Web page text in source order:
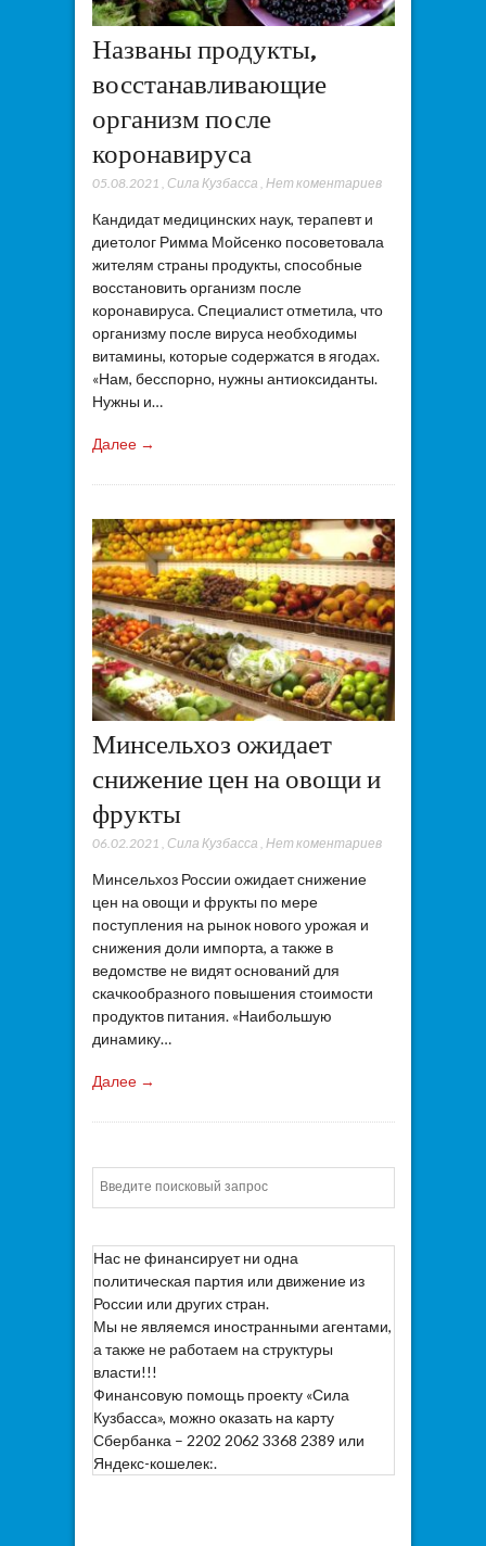
Названы продукты,
восстанавливающие
организм после
коронавируса
05.08.2021 , Сила Кузбасса , Нет коментариев
Кандидат медицинских наук, терапевт и
диетолог Римма Мойсенко посоветовала
жителям страны продукты, способные
восстановить организм после
коронавируса. Специалист отметила, что
организму после вируса необходимы
витамины, которые содержатся в ягодах.
«Нам, бесспорно, нужны антиоксиданты.
Нужны и…
Далее →
Минсельхоз ожидает
снижение цен на овощи и
фрукты
06.02.2021 , Сила Кузбасса , Нет коментариев
Минсельхоз России ожидает снижение
цен на овощи и фрукты по мере
поступления на рынок нового урожая и
снижения доли импорта, а также в
ведомстве не видят оснований для
скачкообразного повышения стоимости
продуктов питания. «Наибольшую
динамику…
Далее →
Нас не финансирует ни одна
политическая партия или движение из
России или других стран.
Мы не являемся иностранными агентами,
а также не работаем на структуры
власти!!!
Финансовую помощь проекту «Сила
Кузбасса», можно оказать на карту
Сбербанка – 2202 2062 3368 2389 или
Яндекс-кошелек:.